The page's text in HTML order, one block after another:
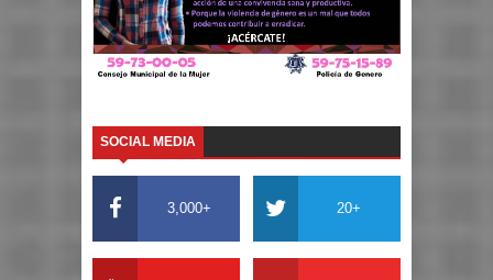
SOCIAL MEDIA
3,000+ 20+